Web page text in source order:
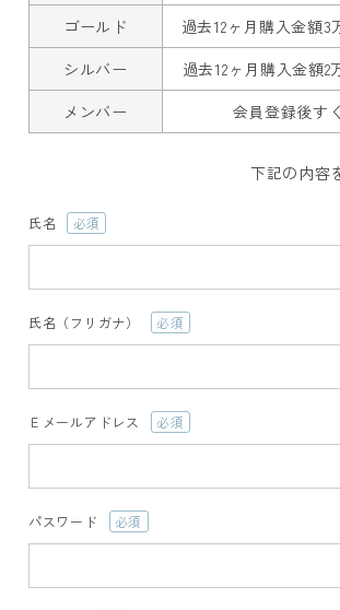
ゴールド
過去12ヶ月購入金額3
シルバー
過去12ヶ月購入金額2
メンバー
会員登録後す
下記の内容
氏名
(必
氏名（フリガナ）
(必
Ｅメールアドレス
(必
パスワード
(必